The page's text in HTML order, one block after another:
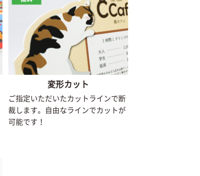
変形カット
ご指定いただいたカットラインで断
裁します。自由なラインでカットが
可能です！